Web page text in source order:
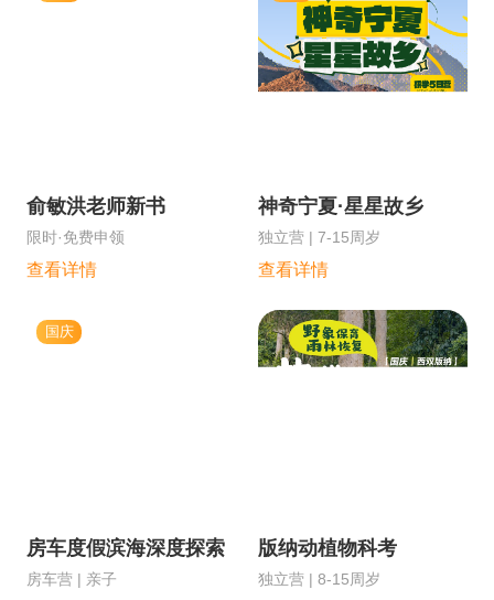
俞敏洪老师新书
限时·免费申领
查看详情
神奇宁夏·星星故乡
独立营 | 7-15周岁
查看详情
房车度假滨海深度探索
房车营 | 亲子
国庆
版纳动植物科考
独立营 | 8-15周岁